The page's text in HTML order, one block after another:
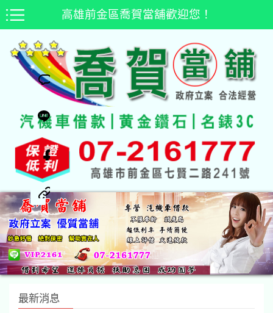
高雄前金區喬賀當舖歡迎您！
最新消息